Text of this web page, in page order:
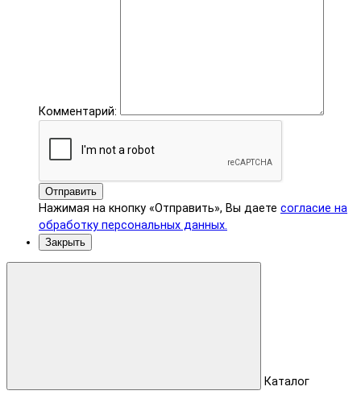
Комментарий:
Отправить
Нажимая на кнопку «Отправить», Вы даете согласие на
обработку персональных данных.
Закрыть
Каталог